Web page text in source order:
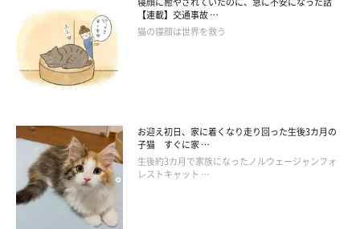
【連載】交通事故 …
猫の寝顔は世界を救う
お迎え初日、家に着くなり走り回った生後3カ月の
子猫 すぐに家 …
生後約3カ月で家族になったノルウェージャンフォ
レストキャット …